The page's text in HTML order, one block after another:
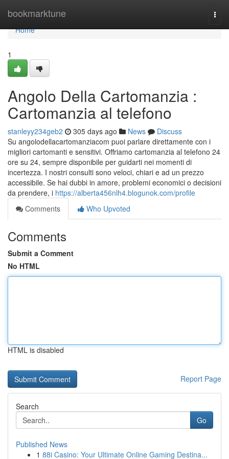
bookmarktune
Home
Home
1
Angolo Della Cartomanzia :
Cartomanzia al telefono
stanleyy234geb2 305 days ago News
Discuss
Su angolodellacartomanziacom puoi parlare direttamente con i
migliori cartomanti e sensitivi. Offriamo cartomanzia al telefono 24
ore su 24, sempre disponibile per guidarti nei momenti di
incertezza. I nostri consulti sono veloci, chiari e ad un prezzo
accessibile. Se hai dubbi in amore, problemi economici o decisioni
da prendere, i https://alberta456nlh4.blogunok.com/profile
Comments
Who Upvoted
Comments
Submit a Comment
No HTML
HTML is disabled
Report Page
Search
Go
Published News
1 88i Casino: Your Ultimate Online Gaming Destina...